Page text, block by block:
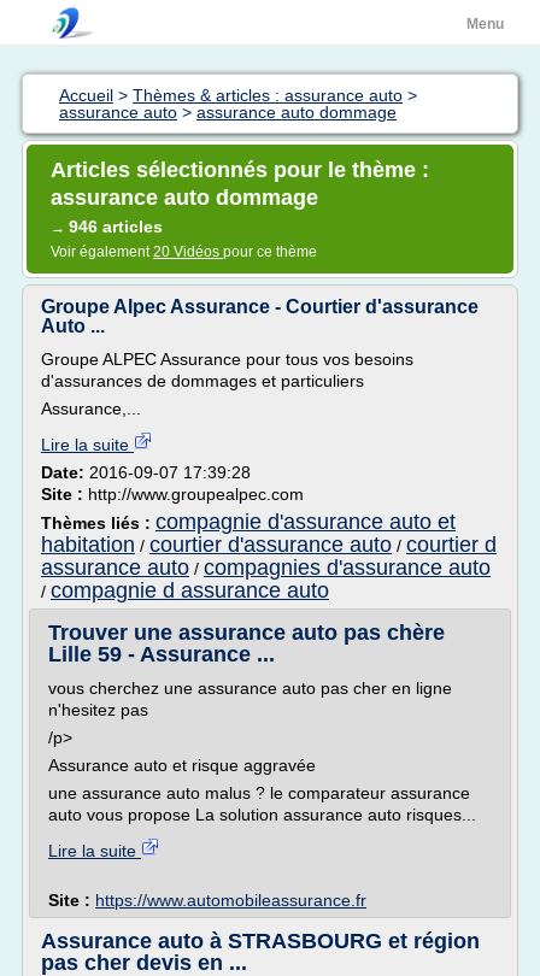
Menu
Accueil > Thèmes & articles : assurance auto >
assurance auto > assurance auto dommage
Articles sélectionnés pour le thème :
assurance auto dommage
→ 946 articles
Voir également20 Vidéos pour ce thème
Groupe Alpec Assurance - Courtier d'assurance
Auto ...
Groupe ALPEC Assurance pour tous vos besoins
d'assurances de dommages et particuliers
Assurance,...
Lire la suite
Date: 2016-09-07 17:39:28
Site : http://www.groupealpec.com
Thèmes liés : compagnie d'assurance auto et
habitation / courtier d'assurance auto / courtier d
assurance auto / compagnies d'assurance auto
/ compagnie d assurance auto
Trouver une assurance auto pas chère
Lille 59 - Assurance ...
vous cherchez une assurance auto pas cher en ligne
n'hesitez pas
/p>
Assurance auto et risque aggravée
une assurance auto malus ? le comparateur assurance
auto vous propose La solution assurance auto risques...
Lire la suite
Site : https://www.automobileassurance.fr
Assurance auto à STRASBOURG et région
pas cher devis en ...